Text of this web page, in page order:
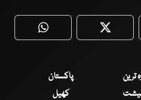
WhatsApp Twitter
ترین
پاکستان
کھیل